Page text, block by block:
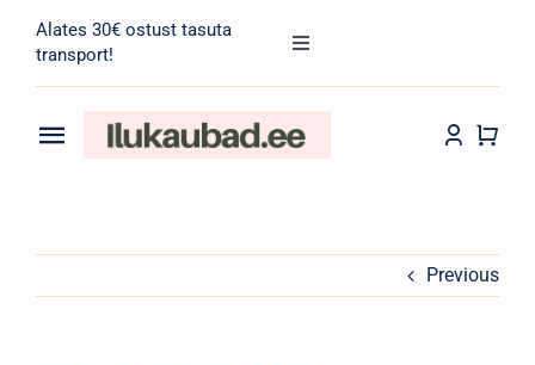
content
Alates 30€ ostust tasuta
transport!
Toggle
for:
Toggle
Previous